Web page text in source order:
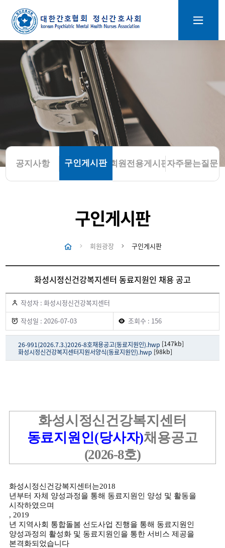
공지사항 구인게시판 회원전용게시판자주묻는질문
구인게시판
회원광장 구인게시판
화성시정신건강복지센터 동료지원인 채용 공고
작성자 : 화성시정신건강복지센터
작성일 : 2026-07-03
조회수 : 156
26-991(2026.7.3.)2026-8호채용공고(동료지원인).hwp [147kb]
화성시정신건강복지센터지원서양식(동료지원인).hwp [98kb]
화성시정신건강복지센터
동료지원인(당사자)채용공고
(2026-8호)
화성시정신건강복지센터는2018
년부터 자체 양성과정을 통해 동료지원인 양성 및 활동을
시작하였으며
, 2019
년 지역사회 통합돌봄 선도사업 진행을 통해 동료지원인
양성과정의 활성화 및 동료지원인을 통한 서비스 제공을
본격화되었습니다